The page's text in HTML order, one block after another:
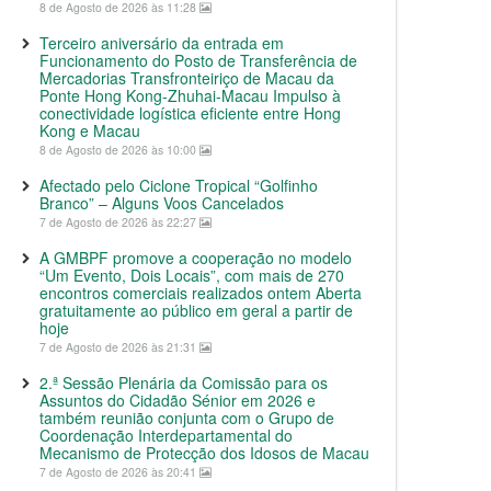
8 de Agosto de 2026 às 11:28
Terceiro aniversário da entrada em
Funcionamento do Posto de Transferência de
Mercadorias Transfronteiriço de Macau da
Ponte Hong Kong-Zhuhai-Macau Impulso à
conectividade logística eficiente entre Hong
Kong e Macau
8 de Agosto de 2026 às 10:00
Afectado pelo Ciclone Tropical “Golfinho
Branco” – Alguns Voos Cancelados
7 de Agosto de 2026 às 22:27
A GMBPF promove a cooperação no modelo
“Um Evento, Dois Locais”, com mais de 270
encontros comerciais realizados ontem Aberta
gratuitamente ao público em geral a partir de
hoje
7 de Agosto de 2026 às 21:31
2.ª Sessão Plenária da Comissão para os
Assuntos do Cidadão Sénior em 2026 e
também reunião conjunta com o Grupo de
Coordenação Interdepartamental do
Mecanismo de Protecção dos Idosos de Macau
7 de Agosto de 2026 às 20:41